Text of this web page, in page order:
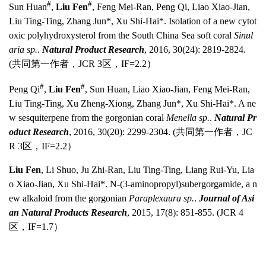
Sun Huan#, Liu Fen#, Feng Mei-Ran, Peng Qi, Liao Xiao-Jian,
Liu Ting-Ting, Zhang Jun*, Xu Shi-Hai*. Isolation of a new cytot
oxic polyhydroxysterol from the South China Sea soft coral Sinul
aria sp.. Natural Product Research, 2016, 30(24): 2819-2824.
(共同第一作者，JCR 3区，IF=2.2）
Peng Qi#, Liu Fen#, Sun Huan, Liao Xiao-Jian, Feng Mei-Ran,
Liu Ting-Ting, Xu Zheng-Xiong, Zhang Jun*, Xu Shi-Hai*. A ne
w sesquiterpene from the gorgonian coral Menella sp.. Natural Pr
oduct Research, 2016, 30(20): 2299-2304. (共同第一作者，JC
R 3区，IF=2.2）
Liu Fen, Li Shuo, Ju Zhi-Ran, Liu Ting-Ting, Liang Rui-Yu, Lia
o Xiao-Jian, Xu Shi-Hai*. N-(3-aminopropyl)subergorgamide, a n
ew alkaloid from the gorgonian Paraplexaura sp.. Journal of Asi
an Natural Products Research, 2015, 17(8): 851-855. (JCR 4
区，IF=1.7）